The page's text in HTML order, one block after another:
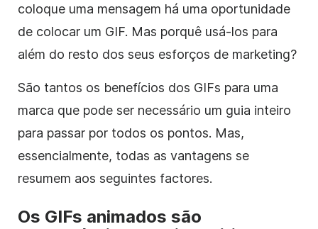
coloque uma mensagem há uma oportunidade
de colocar um GIF. Mas porquê usá-los para
além do resto dos seus esforços de marketing?
São tantos os benefícios dos GIFs para uma
marca que pode ser necessário um guia inteiro
para passar por todos os pontos. Mas,
essencialmente, todas as vantagens se
resumem aos seguintes factores.
Os GIFs animados são